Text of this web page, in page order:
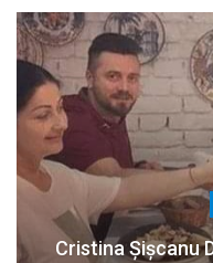
Cristina Șișcanu